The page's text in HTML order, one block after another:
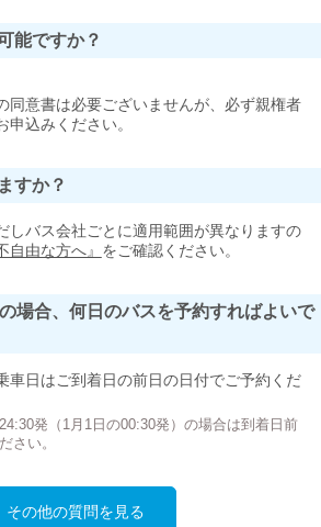
能ですか？
同意書は必要ございませんが、必ず親権者
込みください。
すか？
しバス会社ごとに適用範囲が異なりますの
自由な方へ』 をご確認ください。
場合、何日のバスを予約すればよいで
車日はご到着日の前日の日付でご予約くだ
発（1月1日の00:30発）の場合は到着日前
さい。
その他の質問を見る